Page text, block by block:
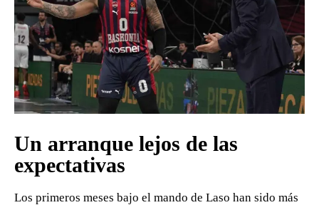
Un arranque lejos de las
expectativas
Los primeros meses bajo el mando de Laso han sido más